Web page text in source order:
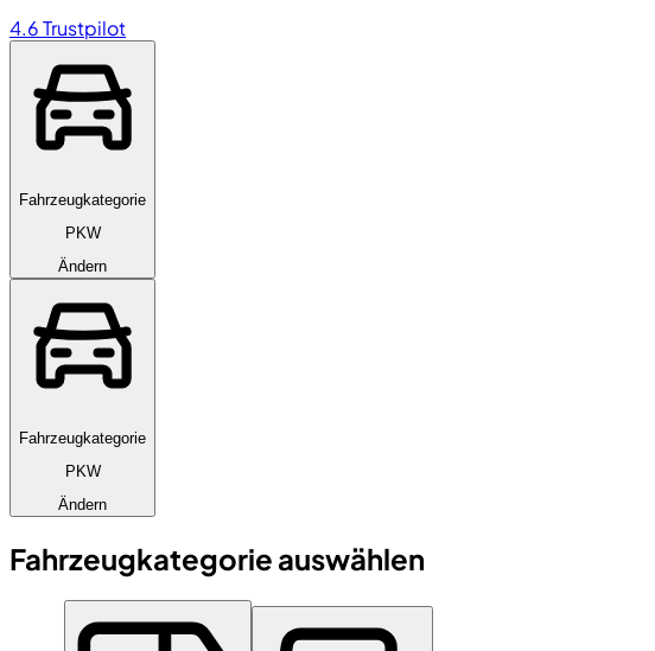
4.6Trustpilot
Fahrzeugkategorie
PKW
Ändern
Fahrzeugkategorie
PKW
Ändern
Fahrzeugkategorie auswählen